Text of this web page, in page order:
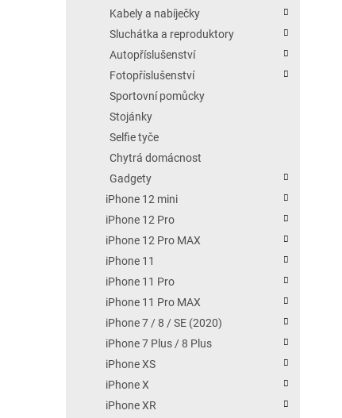
Kabely a nabíječky
Sluchátka a reproduktory
Autopříslušenství
Fotopříslušenství
Sportovní pomůcky
Stojánky
Selfie tyče
Chytrá domácnost
Gadgety
iPhone 12 mini
iPhone 12 Pro
iPhone 12 Pro MAX
iPhone 11
iPhone 11 Pro
iPhone 11 Pro MAX
iPhone 7 / 8 / SE (2020)
iPhone 7 Plus / 8 Plus
iPhone XS
iPhone X
iPhone XR